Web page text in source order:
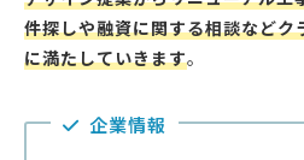
件探しや融資に関する相談などク
に満たしていきます。
企業情報